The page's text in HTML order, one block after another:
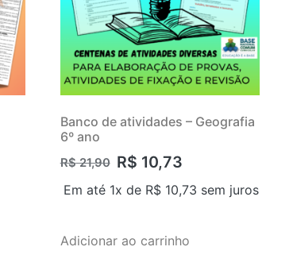
Banco de atividades – Geografia
6º ano
R$21,90 R$ 10,73
Em até 1x de R$10,73 sem juros
Adicionar ao carrinho